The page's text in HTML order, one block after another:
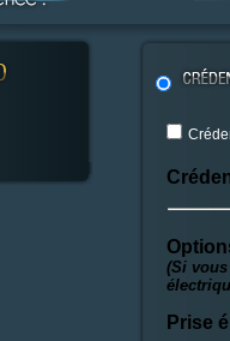
(Si
Prise